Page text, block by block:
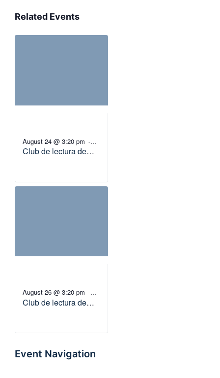
Related Events
August 24 @ 3:20 pm -
4:20 pm
Club de lectura de
August 26 @ 3:20 pm -
4:20 pm
Club de lectura de
Event Navigation